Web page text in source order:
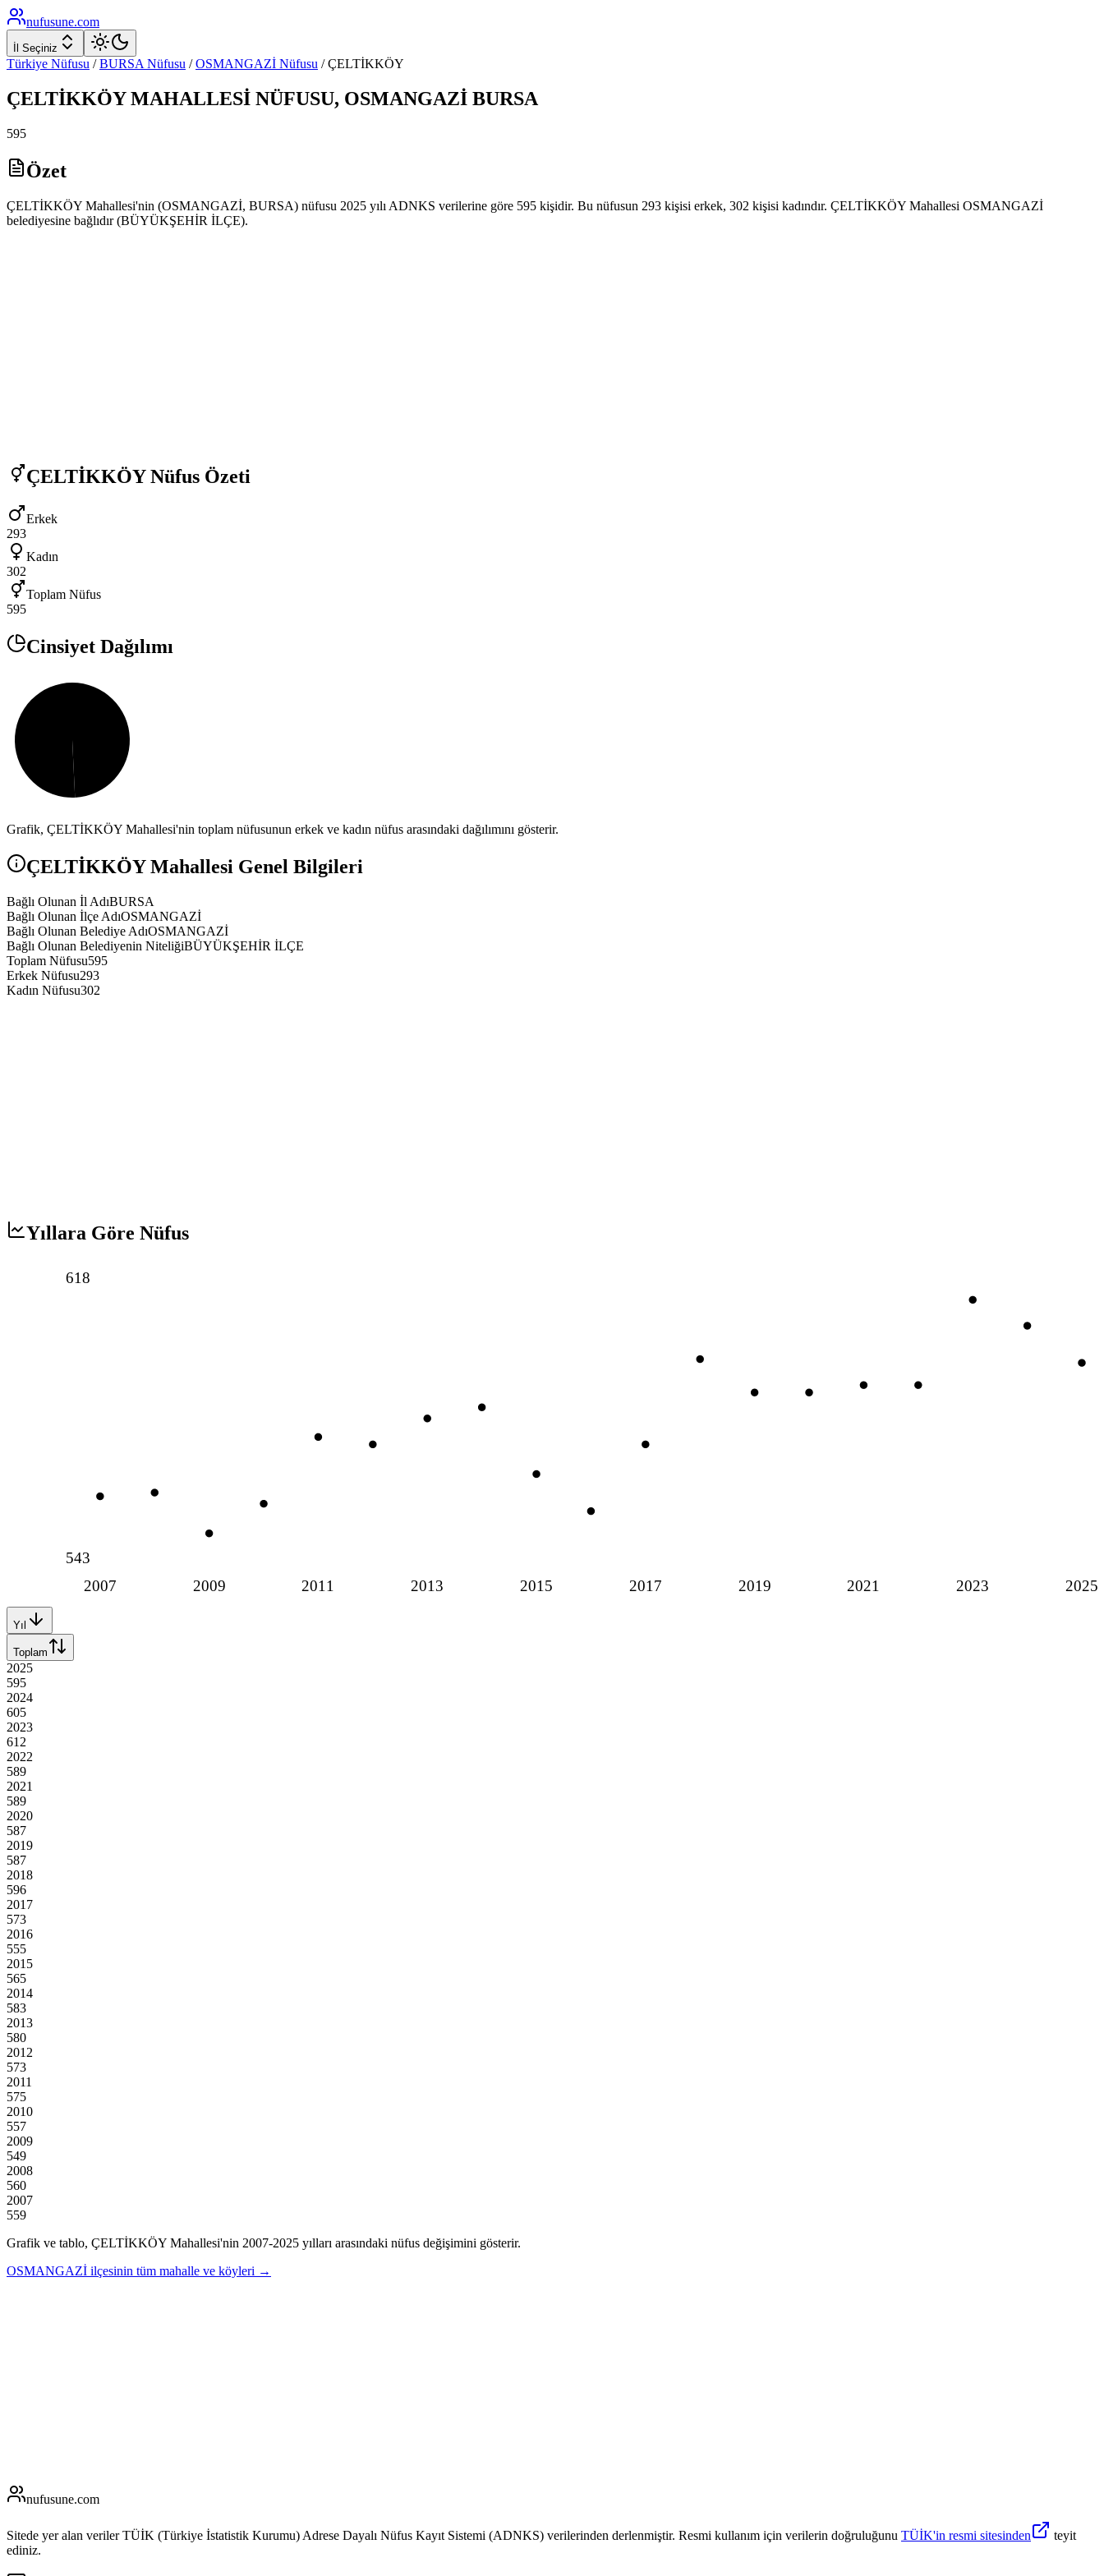
nufusune.com
İl Seçiniz
Türkiye Nüfusu / BURSA Nüfusu / OSMANGAZİ Nüfusu /ÇELTİKKÖY
ÇELTİKKÖYMAHALLESİ NÜFUSU, OSMANGAZİ BURSA
595
Özet
ÇELTİKKÖY Mahallesi'nin (OSMANGAZİ, BURSA) nüfusu 2025 yılı ADNKS verilerine göre 595 kişidir. Bu nüfusun 293 kişisi erkek, 302 kişisi kadındır. ÇELTİKKÖY Mahallesi OSMANGAZİ
belediyesine bağlıdır (BÜYÜKŞEHİR İLÇE).
ÇELTİKKÖYNüfus Özeti
Erkek
293
Kadın
302
Toplam Nüfus
595
Cinsiyet Dağılımı
Grafik, ÇELTİKKÖY Mahallesi'nin toplam nüfusunun erkek ve kadın nüfus arasındaki dağılımını gösterir.
ÇELTİKKÖYMahallesi Genel Bilgileri
Bağlı Olunan İl AdıBURSA
Bağlı Olunan İlçe AdıOSMANGAZİ
Bağlı Olunan Belediye AdıOSMANGAZİ
Bağlı Olunan Belediyenin NiteliğiBÜYÜKŞEHİR İLÇE
Toplam Nüfusu595
Erkek Nüfusu293
Kadın Nüfusu302
Yıllara Göre Nüfus
2007 2009 2011 2013 2015 2017 2019 2021 2023 2025
618
543
Yıl
Toplam
2025
595
2024
605
2023
612
2022
589
2021
589
2020
587
2019
587
2018
596
2017
573
2016
555
2015
565
2014
583
2013
580
2012
573
2011
575
2010
557
2009
549
2008
560
2007
559
Grafik ve tablo, ÇELTİKKÖY Mahallesi'nin 2007-2025 yılları arasındaki nüfus değişimini gösterir.
OSMANGAZİ ilçesinin tüm mahalle ve köyleri →
nufusune.com
Sitede yer alan veriler TÜİK (Türkiye İstatistik Kurumu) Adrese Dayalı Nüfus Kayıt Sistemi (ADNKS) verilerinden derlenmiştir. Resmi kullanım için verilerin doğruluğunu TÜİK'in resmi sitesinden
teyit
ediniz.